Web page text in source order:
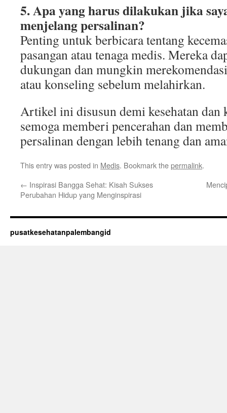
5. Apa yang harus dilakukan jika
menjelang persalinan?
Penting untuk berbicara tentang
pasangan atau tenaga medis. Mereka
dukungan dan mungkin
atau konseling sebelum melahirkan.
Artikel ini disusun demi kesehatan dan
semoga memberi pencerahan dan
persalinan dengan lebih tenang dan
This entry was posted in Medis. Bookmark thepermalink.
← Inspirasi Bangga Sehat: Kisah Sukses
Perubahan Hidup yang Menginspirasi
pusatkesehatanpalembangid